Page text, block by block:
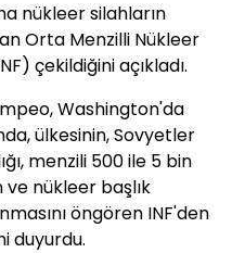
nükleer silahların
Orta Menzilli Nükleer
çekildiğini açıkladı.
Washington'da
ülkesinin, Sovyetler
menzili 500 ile 5 bin
nükleer başlık
öngören INF'den
duyurdu.